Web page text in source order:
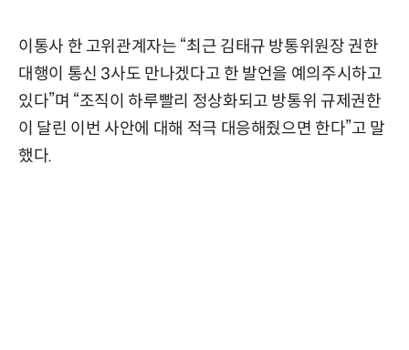
이통사 한 고위관계자는 “최근 김태규 방통위원장 권한
대행이 통신 3사도 만나겠다고 한 발언을 예의주시하고
있다”며 “조직이 하루빨리 정상화되고 방통위 규제권한
이 달린 이번 사안에 대해 적극 대응해줬으면 한다”고 말
했다.